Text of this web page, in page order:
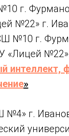
г.
№22» г.
№10 г.
«Лицей №22»
интеллект,
»
№4» г.